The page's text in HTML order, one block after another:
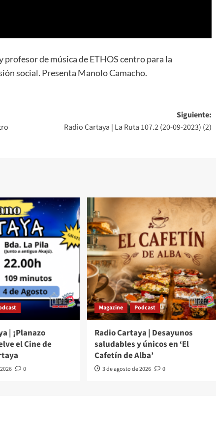
de música de ETHOS centro para la
social. Presenta Manolo Camacho.
Siguiente:
Radio Cartaya | La Ruta 107.2 (20-09-2023) (2)
| ¡Planazo
el Cine de
0
Magazine Podcast
Radio Cartaya | Desayunos
saludables y únicos en ‘El
Cafetín de Alba’
3 de agosto de 2026 0